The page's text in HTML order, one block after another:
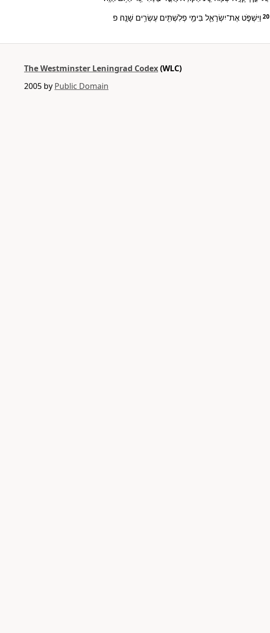
20 וַיִּשְׁפֹּ֧ט אֶת־יִשְׂרָאֵ֛ל בִּימֵ֥י פְלִשְׁתִּ֖ים עֶשְׂרִ֥ים שָׁנָֽה׃ פ
The Westminster Leningrad Codex(WLC)
2005 by Public Domain